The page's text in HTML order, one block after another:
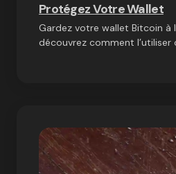
Protégez Votre Wallet
Gardez votre wallet Bitcoin à
découvrez comment